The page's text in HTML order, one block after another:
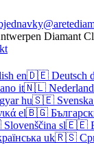
Diamant
en🇩🇪 Deutsch
it🇳🇱
hu🇸🇪 Svenska
el🇧🇬
Slovenščina sl🇪🇪
uk🇷🇸